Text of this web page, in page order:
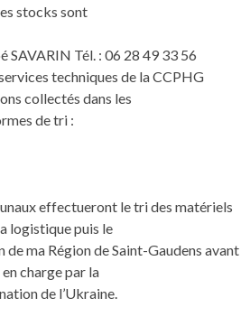
stocks sont
SAVARIN Tél. : 06 28 49 33 56
techniques de la CCPHG
collectés dans les
de tri :
effectueront le tri des matériels
logistique puis le
ma Région de Saint-Gaudens avant
charge par la
de l’Ukraine.